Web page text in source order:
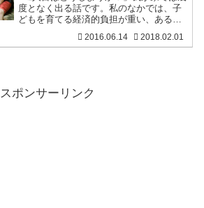
度となく出る話です。私のなかでは、子
どもを育てる経済的負担が重い、あるい
す。一方、「一人っ子」は寂しいという
2016.06.14 2018.02.01
スポンサーリンク